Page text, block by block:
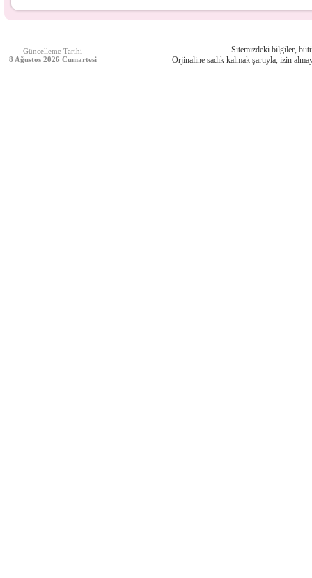
Güncelleme Tarihi
8 Ağustos 2026 Cumartesi
Sitemizdeki bilgiler,
Orjinaline sadık kalmak şartıyla, izin